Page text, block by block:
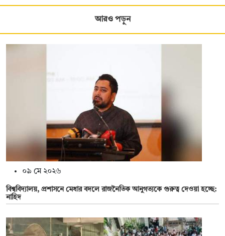
আরও পড়ুন
০৯ মে ২০২৬
বিশ্ববিদ্যালয়, প্রশাসনে মেধার বদলে রাজনৈতিক আনুগত্যকে গুরুত্ব দেওয়া হচ্ছে:
নাহিদ